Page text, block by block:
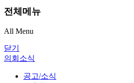
전체메뉴
All Menu
닫기
의회소식
공고/소식